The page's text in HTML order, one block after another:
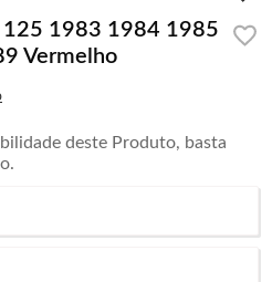
125 1983 1984 1985
Vermelho
deste Produto, basta